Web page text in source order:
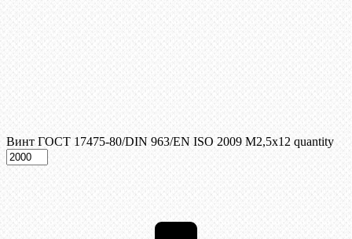
Винт ГОСТ 17475-80/DIN 963/EN ISO 2009 М2,5х12 quantity